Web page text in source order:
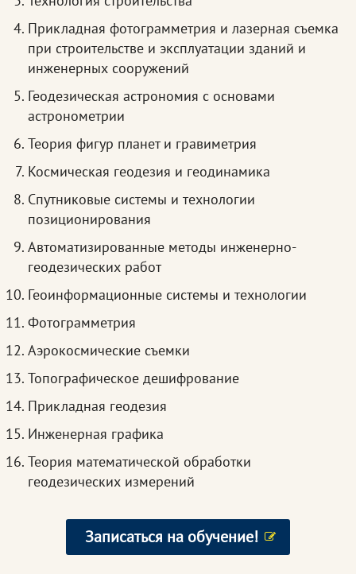
Прикладная фотограмметрия и лазерная съемка
при строительстве и эксплуатации зданий и
инженерных сооружений
Геодезическая астрономия с основами
астронометрии
Теория фигур планет и гравиметрия
Космическая геодезия и геодинамика
Спутниковые системы и технологии
позиционирования
Автоматизированные методы инженерно-
геодезических работ
Геоинформационные системы и технологии
Фотограмметрия
Аэрокосмические съемки
Топографическое дешифрование
Прикладная геодезия
Инженерная графика
Теория математической обработки
геодезических измерений
Записаться на обучение!